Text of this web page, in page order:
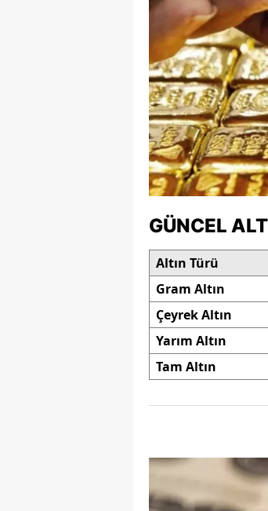
GÜNCEL
Altın Türü
Gram Altın
Çeyrek Altın
Yarım Altın
Tam Altın